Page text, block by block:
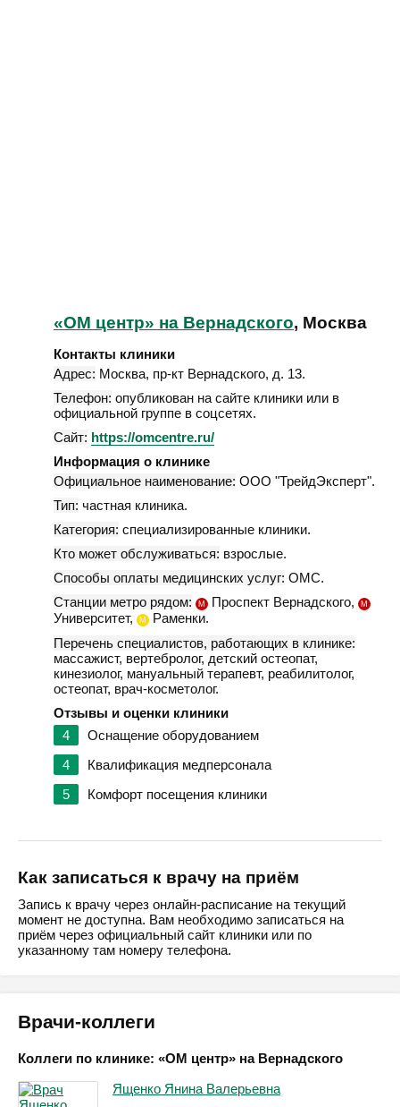
«ОМ центр» на Вернадского, Москва
Контакты клиники
Адрес: Москва, пр-кт Вернадского, д. 13.
Телефон: опубликован на сайте клиники или в
официальной группе в соцсетях.
Сайт: https://omcentre.ru/
Информация о клинике
Официальное наименование: ООО "ТрейдЭксперт".
Тип: частная клиника.
Категория: специализированные клиники.
Кто может обслуживаться: взрослые.
Способы оплаты медицинских услуг: ОМС.
Станции метро рядом:
М Проспект Вернадского, М
Университет, М
Раменки.
Перечень специалистов, работающих в клинике:
массажист, вертебролог, детский остеопат,
кинезиолог, мануальный терапевт, реабилитолог,
остеопат, врач-косметолог.
Отзывы и оценки клиники
4
Оснащение оборудованием
4
Квалификация медперсонала
5
Комфорт посещения клиники
Как записаться к врачу на приём
Запись к врачу через онлайн-расписание на текущий
момент не доступна. Вам необходимо записаться на
приём через официальный сайт клиники или по
указанному там номеру телефона.
Врачи-коллеги
Коллеги по клинике: «ОМ центр» на Вернадского
Ященко Янина Валерьевна